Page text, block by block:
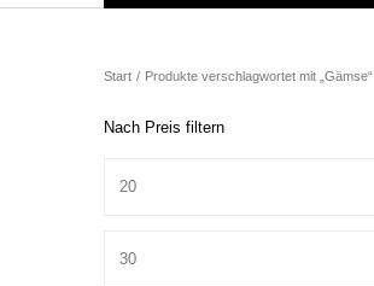
Start / Produkte verschlagwortet mit „Gämse“
Nach Preis filtern